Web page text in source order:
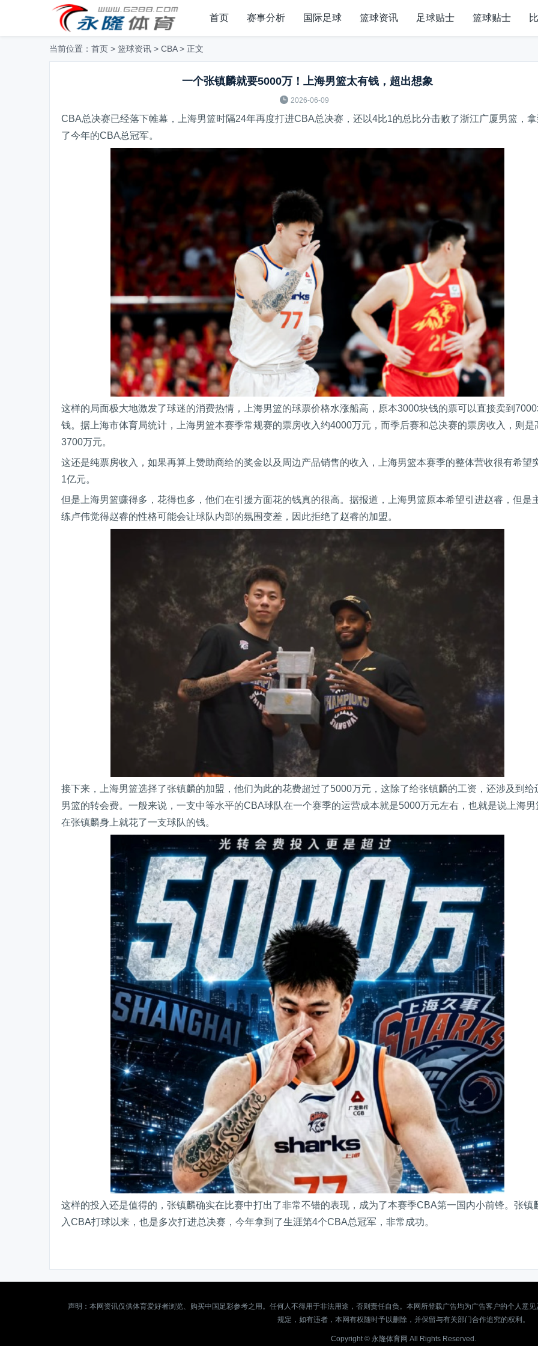
首页 赛事分析 国际足球 篮球资讯 足球贴士 篮球贴士
当前位置： 首页 > 篮球资讯 > CBA> 正文
一个张镇麟就要5000万！上海男篮太有钱，超出想象
 2026-06-09
CBA总决赛已经落下帷幕，上海男篮时隔24年再度打进CBA总决赛，还以4比1的总比分击败了浙江广厦男篮，
了今年的CBA总冠军。
这样的局面极大地激发了球迷的消费热情，上海男篮的球票价格水涨船高，原本3000块钱的票可以直接卖到
钱。据上海市体育局统计，上海男篮本赛季常规赛的票房收入约4000万元，而季后赛和总决赛的票房收入，则是
3700万元。
这还是纯票房收入，如果再算上赞助商给的奖金以及周边产品销售的收入，上海男篮本赛季的整体营收很有希望
1亿元。
但是上海男篮赚得多，花得也多，他们在引援方面花的钱真的很高。据报道，上海男篮原本希望引进赵睿，但是
练卢伟觉得赵睿的性格可能会让球队内部的氛围变差，因此拒绝了赵睿的加盟。
接下来，上海男篮选择了张镇麟的加盟，他们为此的花费超过了5000万元，这除了给张镇麟的工资，还涉及到给
男篮的转会费。一般来说，一支中等水平的CBA球队在一个赛季的运营成本就是5000万元左右，也就是说上海男
在张镇麟身上就花了一支球队的钱。
这样的投入还是值得的，张镇麟确实在比赛中打出了非常不错的表现，成为了本赛季CBA第一国内小前锋。张镇
入CBA打球以来，也是多次打进总决赛，今年拿到了生涯第4个CBA总冠军，非常成功。
声明：本网资讯仅供体育爱好者浏览、购买中国足彩参考之用。任何人不得用于非法用途，否则责任自负。本网所登载广告均为广告客户的个人意
规定，如有违者，本网有权随时予以删除，并保留与有关部门合作追究的权利。
Copyright © 永隆体育网 All Rights Reserved.